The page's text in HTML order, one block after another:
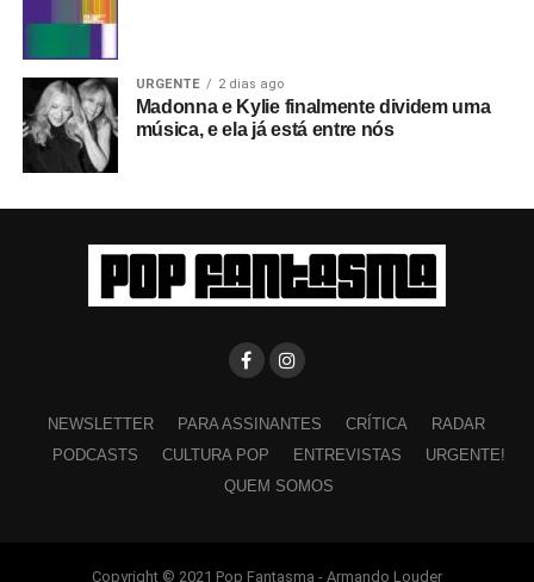
URGENTE 2 dias ago
Madonna e Kylie finalmente dividem uma
música, e ela já está entre nós
NEWSLETTER PARA ASSINANTES CRÍTICA
RADAR
PODCASTS
CULTURA POP ENTREVISTAS
URGENTE!
QUEM SOMOS
Copyright © 2021 Pop Fantasma - Armando Louder